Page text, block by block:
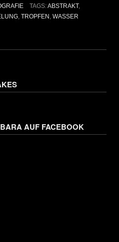
TAGS:ABSTRAKT,
, TROPFEN , WASSER
AUF FACEBOOK